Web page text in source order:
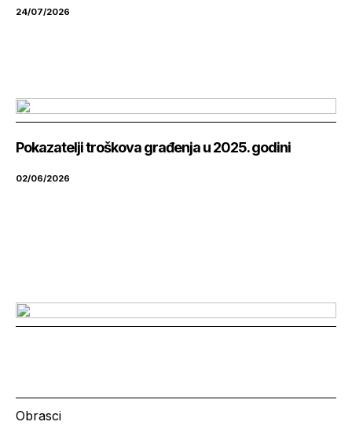
24/07/2026
Pokazatelji troškova građenja u 2025. godini
02/06/2026
Obrasci